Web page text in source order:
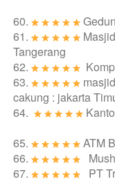
60.
61.
Tangerang
62.
63.
cakung : jakarta
64.
65.
ATM
66.
67.
PT